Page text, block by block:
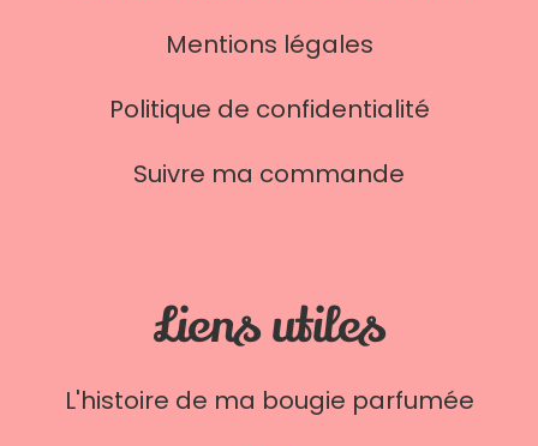
Mentions légales
Politique de confidentialité
Suivre ma commande
Liens utiles
L'histoire de ma bougie parfumée